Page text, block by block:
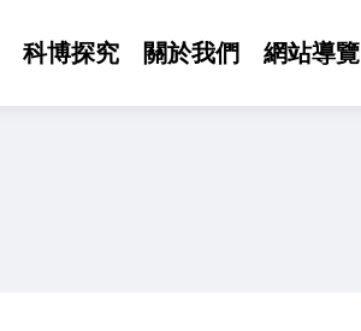
科博探究 關於我們 網站導覽